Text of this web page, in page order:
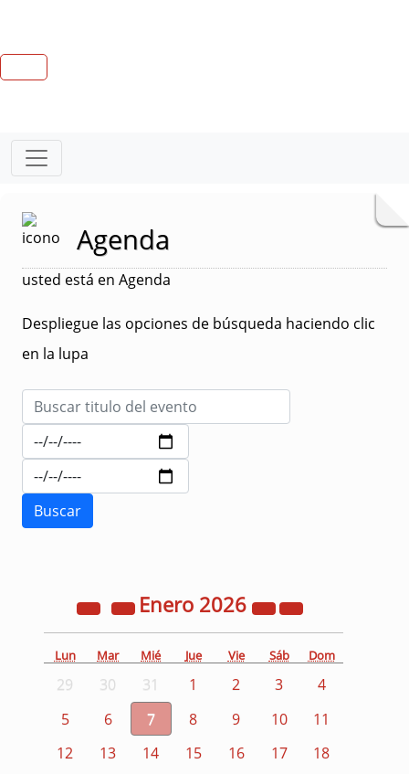
Agenda
usted está en Agenda
Despliegue las opciones de búsqueda haciendo clic
en la lupa
Enero 2026
Lun Mar Mié Jue Vie Sáb Dom
29 30 31 1 2 3
4
5
6 7 8 9 10
11
12
13 14 15 16 17
18